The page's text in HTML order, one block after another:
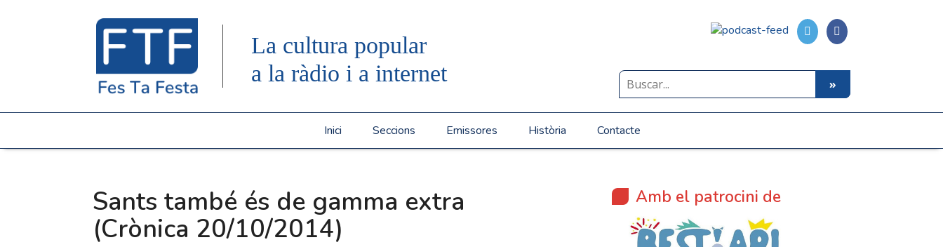
La cultura popular
a la ràdio i a internet
Inici Seccions Emissores Història Contacte
Sants també és de gamma extra
(Crònica 20/10/2014)
Amb el patrocini de